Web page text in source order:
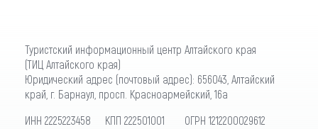
Туристский информационный центр Алтайского края
(ТИЦ Алтайского края)
Юридический адрес (почтовый адрес): 656043, Алтайский
край, г. Барнаул, просп. Красноармейский, 16а
ИНН 2225223458 КПП 222501001 ОГРН 1212200029612